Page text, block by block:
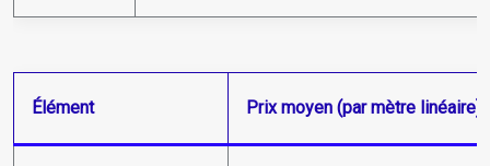
Élément Prix moyen (par mètre linéaire)